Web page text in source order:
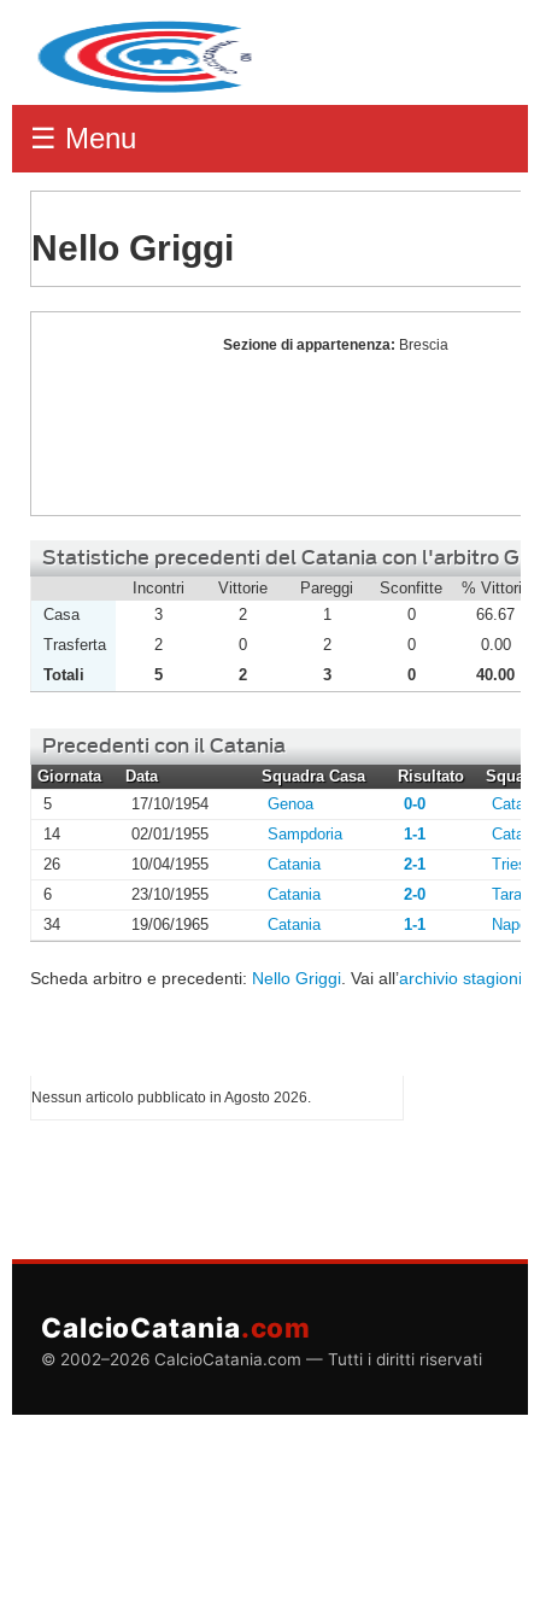
☰ Menu
Nello Griggi
GriggiSezione di appartenenza: Brescia
Statistiche precedenti del Catania con l'arbitro
Incontri Vittorie Pareggi Sconfitte % Vittorie
Casa
3 2 1 0
66.67
Trasferta
2 0 2 0
0.00
Totali
5 2 3 0 40.00
Precedenti con il Catania
Giornata Data Squadra Casa Risultato
5
17/10/1954 Genoa 0-0
14
02/01/1955 Sampdoria 1-1
26
10/04/1955 Catania 2-1
6
23/10/1955 Catania 2-0
34
19/06/1965 Catania 1-1 Napoli
Scheda arbitro e precedenti: Nello Griggi . Vai all’archivio stagioni
Nessun articolo pubblicato in Agosto 2026.
CalcioCatania.com
© 2002–2026 CalcioCatania.com — Tutti i diritti riservati